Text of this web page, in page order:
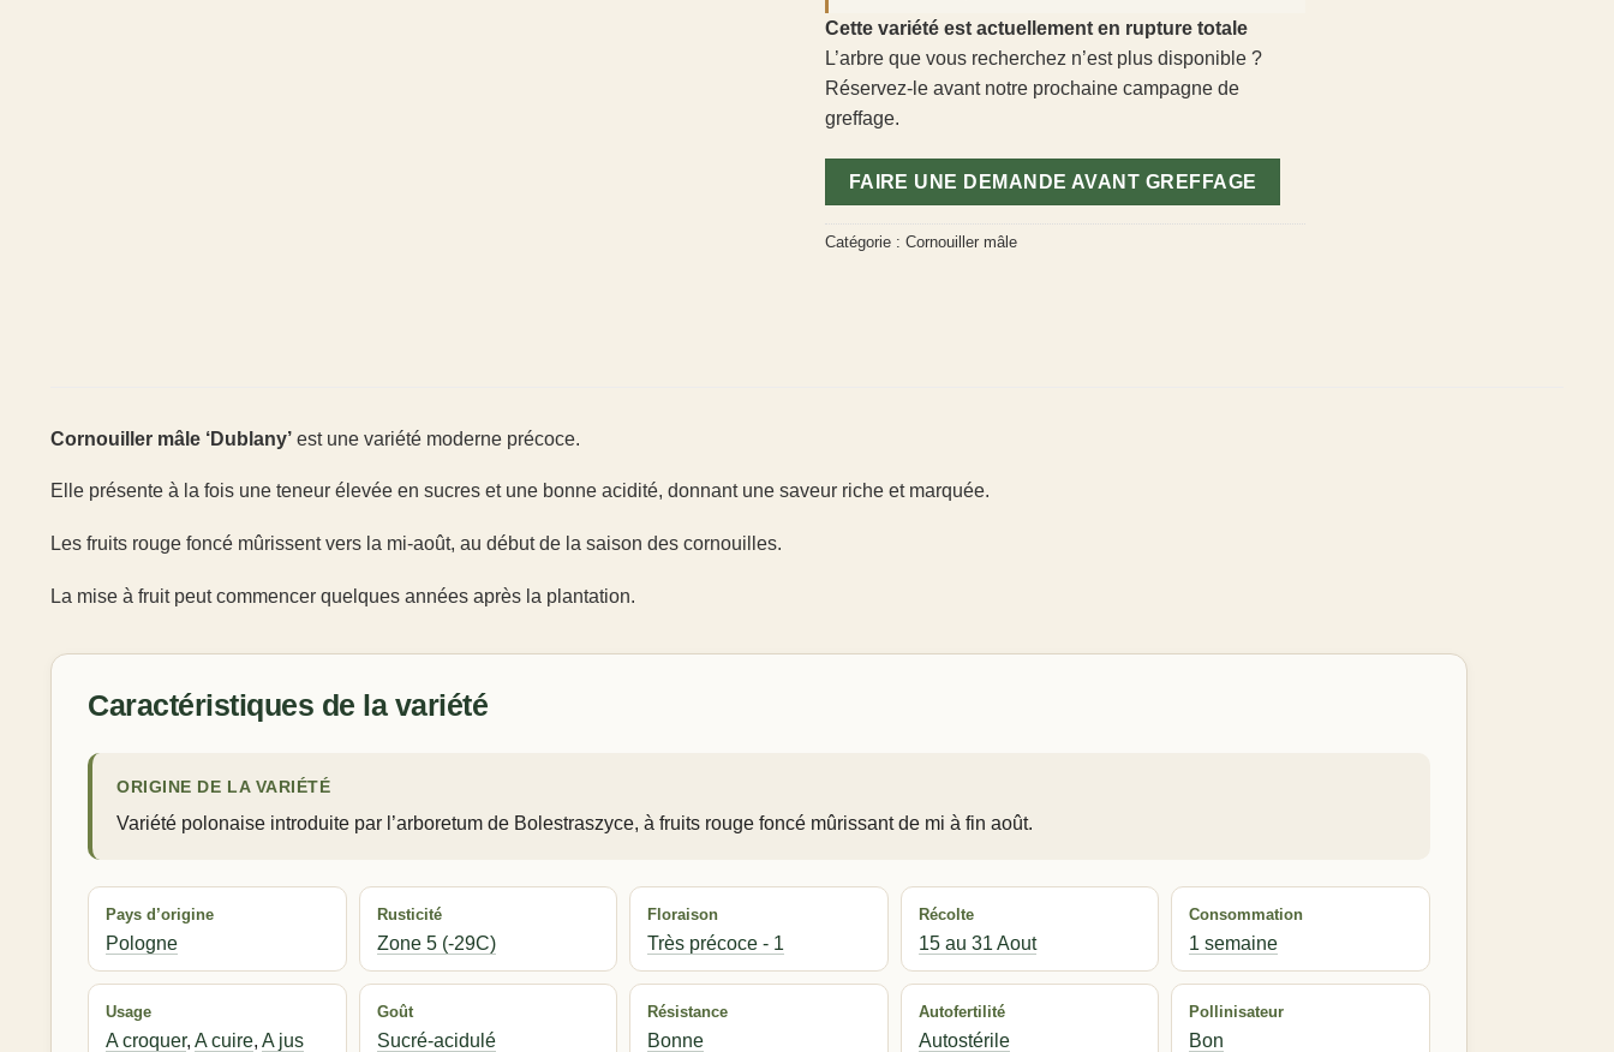
Cette variété est actuellement en rupture totale
L’arbre que vous recherchez n’est plus disponible ?
Réservez-le avant notre prochaine campagne de
greffage.
FAIRE UNE DEMANDE AVANT GREFFAGE
Catégorie : Cornouiller mâle
Cornouiller mâle ‘Dublany’ est une variété moderne précoce.
Elle présente à la fois une teneur élevée en sucres et une bonne acidité, donnant une saveur riche et marquée.
Les fruits rouge foncé mûrissent vers la mi-août, au début de la saison des cornouilles.
La mise à fruit peut commencer quelques années après la plantation.
Caractéristiques de la variété
ORIGINE DE LA VARIÉTÉ
Variété polonaise introduite par l’arboretum de Bolestraszyce, à fruits rouge foncé mûrissant de mi à fin août.
Pays d’origine
Pologne
Rusticité
Zone 5 (-29C)
Floraison
Très précoce - 1
Récolte
15 au 31 Aout
Consommation
1 semaine
Usage
A croquer, A cuire, A jus
Goût
Sucré-acidulé
Résistance
Bonne
Autofertilité
Autostérile
Pollinisateur
Bon